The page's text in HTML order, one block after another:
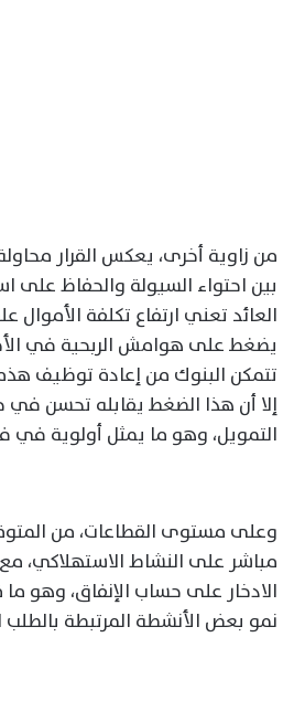
من زاوية أخرى، يعكس القرار
بين احتواء السيولة والحفاظ على
العائد تعني ارتفاع تكلفة
يضغط على هوامش الربحية في
تتمكن البنوك من إعادة توظيف
إلا أن هذا الضغط يقابله تحسن في
التمويل، وهو ما يمثل أولوية في
وعلى مستوى القطاعات، من
مباشر على النشاط الاستهلاكي، مع
الادخار على حساب الإنفاق، وهو
نمو بعض الأنشطة المرتبطة